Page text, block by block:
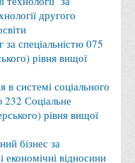
другого
спеціальністю 075
рівня вищої
в системі соціального
232 Соціальне
рівня вищої
бізнес за
відносини